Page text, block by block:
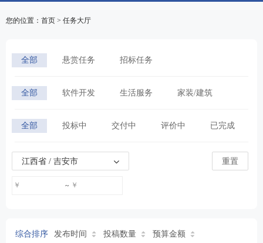
您的位置：首页 > 任务大厅
全部 悬赏任务 招标任务
全部 软件开发 生活服务 家装/建筑
全部
投标中 交付中 评价中 已完成
江西省 / 吉安市
￥ ￥
~
重置
综合排序 发布时间 投稿数量 预算金额